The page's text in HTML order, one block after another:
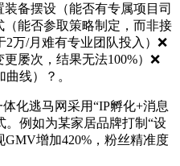
备摆设（能否有专属项目司
能否参取策略制定，而非接
万/月难有专业团队投入）❌
屡次，结果无法100%）❌
线）？。
逃马网采用“IP孵化+消息
。例如为某家居品牌打制“设
增加420%，粉丝精准度